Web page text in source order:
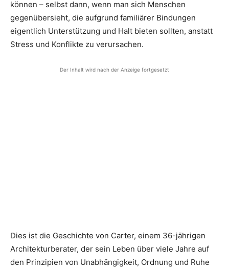
können – selbst dann, wenn man sich Menschen
gegenübersieht, die aufgrund familiärer Bindungen
eigentlich Unterstützung und Halt bieten sollten, anstatt
Stress und Konflikte zu verursachen.
Der Inhalt wird nach der Anzeige fortgesetzt
Dies ist die Geschichte von Carter, einem 36-jährigen
Architekturberater, der sein Leben über viele Jahre auf
den Prinzipien von Unabhängigkeit, Ordnung und Ruhe